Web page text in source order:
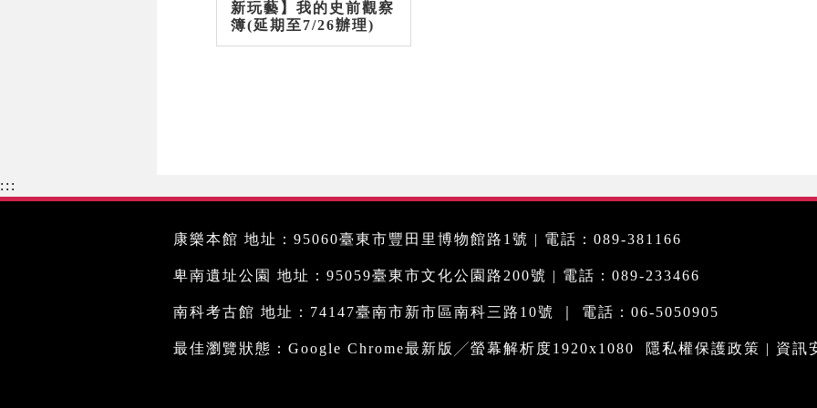
新玩藝】我的史前觀察
簿(延期至7/26辦理)
:::
康樂本館 地址：95060臺東市豐田里博物館路1號 | 電話：089-381166
卑南遺址公園 地址：95059臺東市文化公園路200號 | 電話：089-233466
南科考古館 地址：74147臺南市新市區南科三路10號 ｜ 電話：06-5050905
最佳瀏覽狀態：Google Chrome最新版╱螢幕解析度1920x1080 隱私權保護政策 | 資訊